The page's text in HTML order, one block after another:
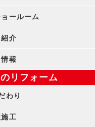
ールーム
介
報
リフォーム
わり
工